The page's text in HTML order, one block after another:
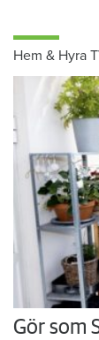
Hem & Hyra
Gör som